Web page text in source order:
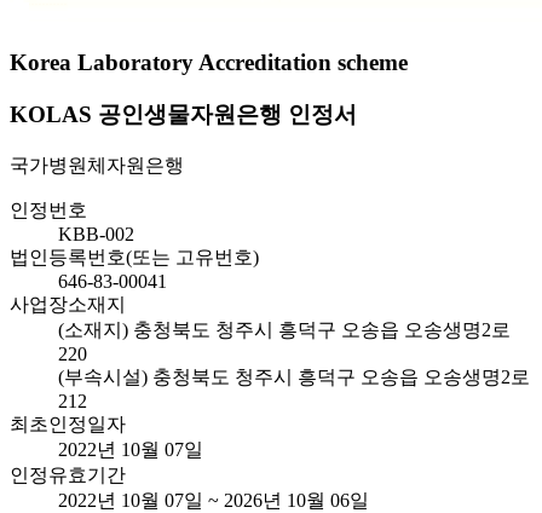
Korea Laboratory Accreditation scheme
KOLAS 공인생물자원은행 인정서
국가병원체자원은행
인정번호
KBB-002
법인등록번호(또는 고유번호)
646-83-00041
사업장소재지
(소재지) 충청북도 청주시 흥덕구 오송읍 오송생명2로
220
(부속시설) 충청북도 청주시 흥덕구 오송읍 오송생명2로
212
최초인정일자
2022년 10월 07일
인정유효기간
2022년 10월 07일 ~ 2026년 10월 06일